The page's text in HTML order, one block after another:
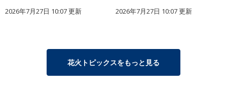
2026年7月27日 10:07 更新 2026年7月27日 10:07 更新
花火トピックスをもっと見る